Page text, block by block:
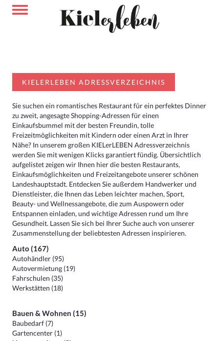
KIELERLEBEN ADRESSVERZEICHNIS
Sie suchen ein romantisches Restaurant für ein perfektes Dinner
zu zweit, angesagte Shopping-Adressen für einen
Einkaufsbummel mit der besten Freundin, tolle
Freizeitmöglichkeiten mit Kindern oder einen Arzt in Ihrer
Nähe? In unserem großen KIELerLEBEN Adressverzeichnis
werden Sie mit wenigen Klicks garantiert fündig. Übersichtlich
aufgelistet zeigen wir Ihnen hier die besten Restaurants,
Einkaufsmöglichkeiten und Freizeitangebote unserer schönen
Landeshauptstadt. Entdecken Sie außerdem Handwerker und
Dienstleister, die Ihnen das Leben leichter machen, Sport,
Beauty- und Wellnessangebote, die zum Auspowern oder
Entspannen einladen, und wichtige Adressen rund um Ihre
Gesundheit. Lassen Sie sich bei Ihrer Suche auch von unserer
Zusammenstellung der beliebtesten Adressen inspirieren.
Auto (167)
Autohändler (95)
Autovermietung (19)
Fahrschulen (35)
Werkstätten (18)
Bauen & Wohnen (15)
Baubedarf (7)
Gartencenter (1)